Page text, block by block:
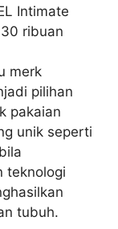
Intimate
ribuan
merk
pilihan
pakaian
unik seperti
teknologi
tubuh.